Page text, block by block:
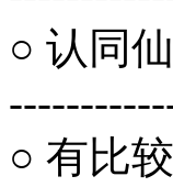
○ 认同
○ 有比